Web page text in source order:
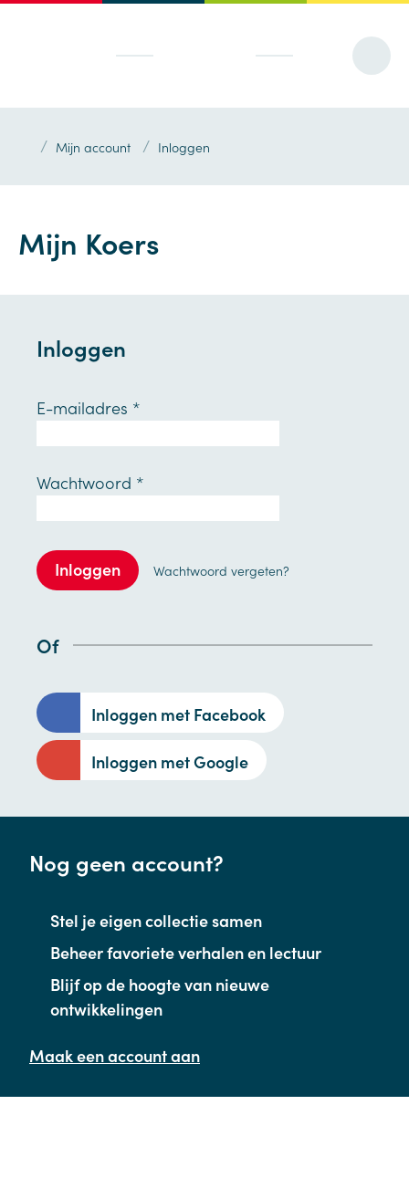
/ Mijn account / Inloggen
Mijn Koers
Inloggen
E-mailadres *
Wachtwoord *
Inloggen Wachtwoord vergeten?
Of
Inloggen met Facebook
Inloggen met Google
Nog geen account?
Stel je eigen collectie samen
Beheer favoriete verhalen en lectuur
Blijf op de hoogte van nieuwe
ontwikkelingen
Maak een account aan